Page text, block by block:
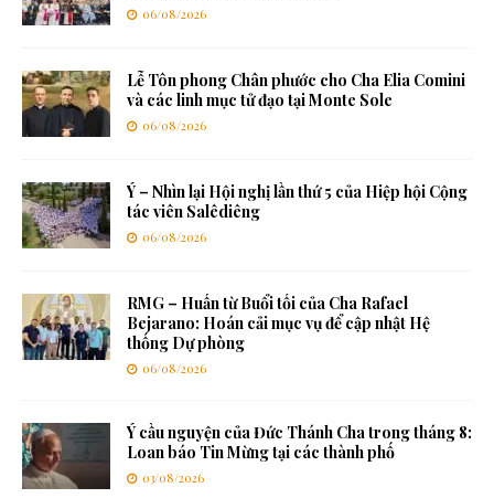
06/08/2026
Lễ Tôn phong Chân phước cho Cha Elia Comini
và các linh mục tử đạo tại Monte Sole
06/08/2026
Ý – Nhìn lại Hội nghị lần thứ 5 của Hiệp hội Cộng
tác viên Salêdiêng
06/08/2026
RMG – Huấn từ Buổi tối của Cha Rafael
Bejarano: Hoán cải mục vụ để cập nhật Hệ
thống Dự phòng
06/08/2026
Ý cầu nguyện của Đức Thánh Cha trong tháng 8:
Loan báo Tin Mừng tại các thành phố
03/08/2026